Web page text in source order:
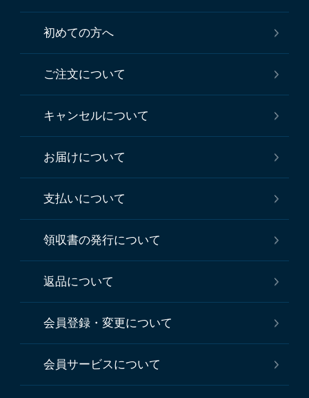
初めての方へ
ご注文について
キャンセルについて
お届けについて
支払いについて
領収書の発行について
返品について
会員登録・変更について
会員サービスについて